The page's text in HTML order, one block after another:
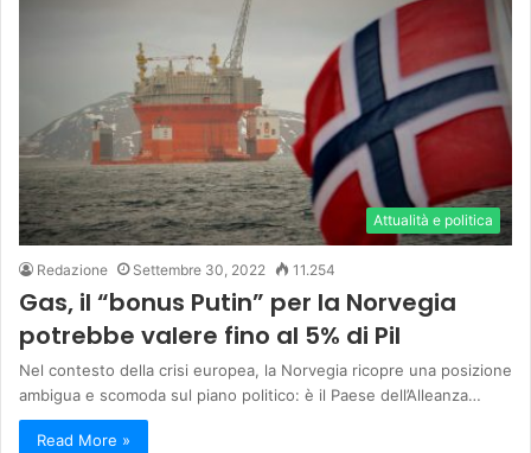
Attualità e politica
Redazione Settembre 30, 2022 11.254
Gas, il “bonus Putin” per la Norvegia
potrebbe valere fino al 5% di Pil
Nel contesto della crisi europea, la Norvegia ricopre una posizione
ambigua e scomoda sul piano politico: è il Paese dell’Alleanza…
Read More »